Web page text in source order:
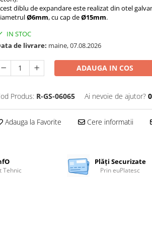
diblu de expandare este realizat din otel
Ø6mm, cu cap deØ15mm.
IN STOC
de livrare: maine, 07.08.2026
ADAUGA IN COS
Produs: R-GS-06065 Ai nevoie de ajutor?
Adauga la Favorite Cere informatii
Tehnic
Plăți Securizate
Prin euPlatesc